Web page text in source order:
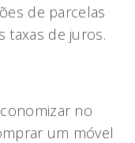
de parcelas
taxas de juros.
no
um móvel